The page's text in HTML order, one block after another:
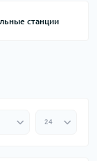
станции